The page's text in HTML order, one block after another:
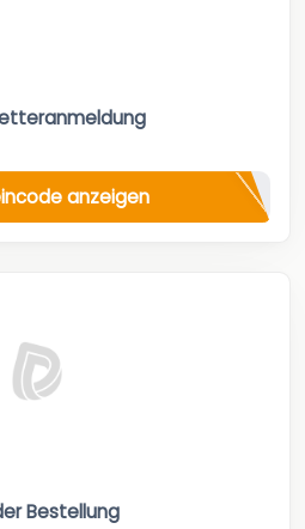
anzeigen
Bestellung